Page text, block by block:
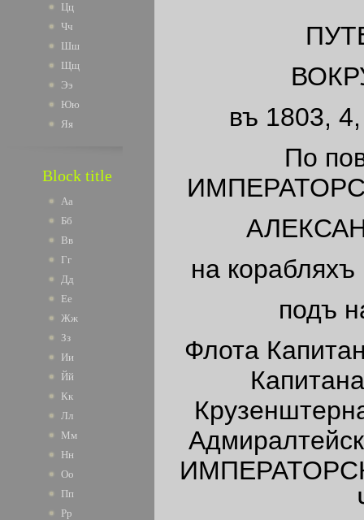
Цц
Чч
Шш
Щщ
Ээ
Юю
Яя
Block title
Аа
Бб
Вв
Гг
Дд
Ее
Жж
Зз
Ии
Йй
Кк
Лл
Мм
Нн
Оо
Пп
Рр
въ 1803,
По
на
подъ
Флота